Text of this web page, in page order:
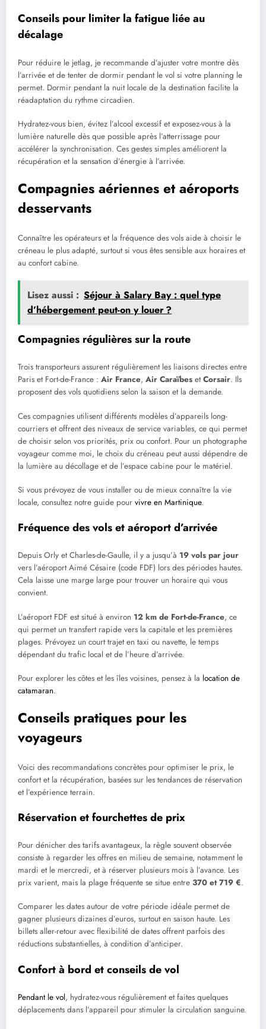
Conseils pour limiter la fatigue liée au
décalage
Pour réduire le jetlag, je recommande d’ajuster votre montre dès
l’arrivée et de tenter de dormir pendant le vol si votre planning le
permet. Dormir pendant la nuit locale de la destination facilite la
réadaptation du rythme circadien.
Hydratez-vous bien, évitez l’alcool excessif et exposez-vous à la
lumière naturelle dès que possible après l’atterrissage pour
accélérer la synchronisation. Ces gestes simples améliorent la
récupération et la sensation d’énergie à l’arrivée.
Compagnies aériennes et aéroports
desservants
Connaître les opérateurs et la fréquence des vols aide à choisir le
créneau le plus adapté, surtout si vous êtes sensible aux horaires et
au confort cabine.
Lisez aussi : Séjour à Salary Bay : quel type
d’hébergement peut-on y louer ?
Compagnies régulières sur la route
Trois transporteurs assurent régulièrement les liaisons directes entre
Paris et Fort-de-France : Air France, Air Caraïbes etCorsair. Ils
proposent des vols quotidiens selon la saison et la demande.
Ces compagnies utilisent différents modèles d’appareils long-
courriers et offrent des niveaux de service variables, ce qui permet
de choisir selon vos priorités, prix ou confort. Pour un photographe
voyageur comme moi, le choix du créneau peut aussi dépendre de
la lumière au décollage et de l’espace cabine pour le matériel.
Si vous prévoyez de vous installer ou de mieux connaître la vie
locale, consultez notre guide pour vivre en Martinique.
Fréquence des vols et aéroport d’arrivée
Depuis Orly et Charles-de-Gaulle, il y a jusqu’à 19 vols par jour
vers l’aéroport Aimé Césaire (code FDF) lors des périodes hautes.
Cela laisse une marge large pour trouver un horaire qui vous
convient.
L’aéroport FDF est situé à environ 12 km de Fort-de-France, ce
qui permet un transfert rapide vers la capitale et les premières
plages. Prévoyez un court trajet en taxi ou navette, le temps
dépendant du trafic local et de l’heure d’arrivée.
Pour explorer les côtes et les îles voisines, pensez à la location de
catamaran.
Conseils pratiques pour les
voyageurs
Voici des recommandations concrètes pour optimiser le prix, le
confort et la récupération, basées sur les tendances de réservation
et l’expérience terrain.
Réservation et fourchettes de prix
Pour dénicher des tarifs avantageux, la règle souvent observée
consiste à regarder les offres en milieu de semaine, notamment le
mardi et le mercredi, et à réserver plusieurs mois à l’avance. Les
prix varient, mais la plage fréquente se situe entre 370 et 719 €.
Comparer les dates autour de votre période idéale permet de
gagner plusieurs dizaines d’euros, surtout en saison haute. Les
billets aller-retour avec flexibilité de dates offrent parfois des
réductions substantielles, à condition d’anticiper.
Confort à bord et conseils de vol
Pendant le vol, hydratez-vous régulièrement et faites quelques
déplacements dans l’appareil pour stimuler la circulation sanguine.